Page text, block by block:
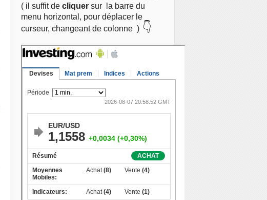
( il suffit de cliquer sur
la barre du
menu horizontal, pour déplacer le
curseur, changeant de colonne ) 👇